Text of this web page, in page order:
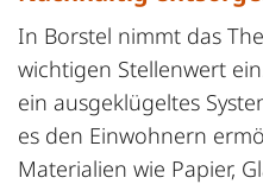
In Borstel nimmt das
wichtigen Stellenwert
ein ausgeklügeltes
es den Einwohnern
Materialien wie Papier,